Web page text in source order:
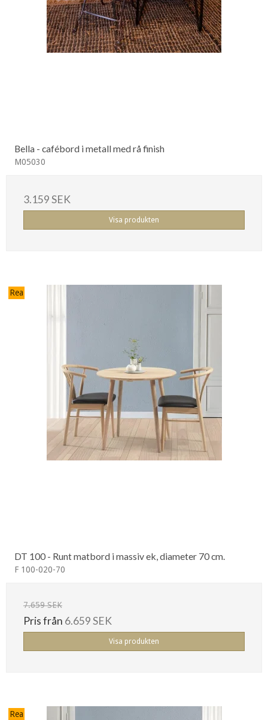
Bella - cafébord i metall med rå finish
M05030
3.159 SEK
Visa produkten
Rea
DT 100 - Runt matbord i massiv ek, diameter 70 cm.
F 100-020-70
7.659 SEK
Pris från 6.659 SEK
Visa produkten
Rea